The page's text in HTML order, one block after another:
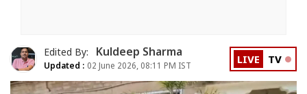
Edited By: Kuldeep Sharma
Updated : 02 June 2026, 08:11 PM IST LIVE TV